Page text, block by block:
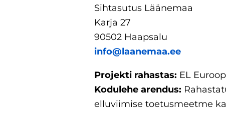
Sihtasutus Läänemaa
Karja 27
90502 Haapsalu
info@laanemaa.ee
Projekti rahastas: EL
Kodulehe arendus:
elluviimise toetusmeetme